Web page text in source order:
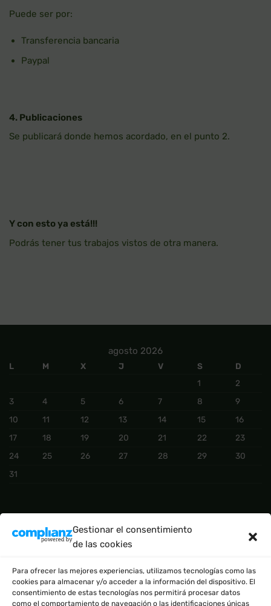
Gestionar el consentimiento
de las cookies
Para ofrecer las mejores experiencias, utilizamos tecnologías como las
cookies para almacenar y/o acceder a la información del dispositivo. El
consentimiento de estas tecnologías nos permitirá procesar datos
como el comportamiento de navegación o las identificaciones únicas
Puede ser por:
Transferencia bancaria
Paypal
4. Publicaciones
Se publicará donde hemos acordado, en el punto 2.
Y con esto ya está!!!
Podrás tener tus trabajos vistos de otra manera.
agosto 2026
L M X J V S
D
1
2
3
4 5 6 7 8
9
10
11 12 13 14 15
16
17
18 19 20 21 22
23
24
25 26 27 28 29
30
31
CATEGORÍAS DEL PRODUCTO